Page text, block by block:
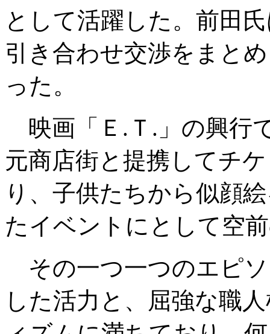
として活躍した。前田
引き合わせ交渉をまと
った。
映画「Ｅ.Ｔ.」の興行
元商店街と提携してチ
り、子供たちから似顔
たイベントにとして空
その一つ一つのエピ
した活力と、屈強な職